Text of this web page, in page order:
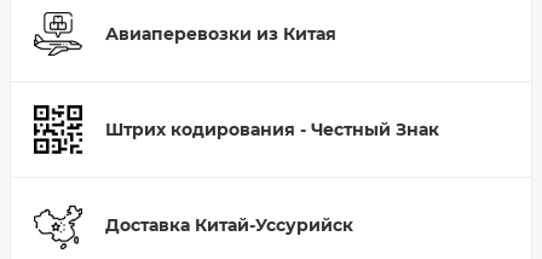
Авиаперевозки из Китая
Штрих кодирования - Честный Знак
Доставка Китай-Уссурийск